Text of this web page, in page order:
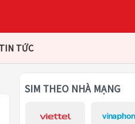
TIN TỨC
SIM THEO NHÀ MẠNG